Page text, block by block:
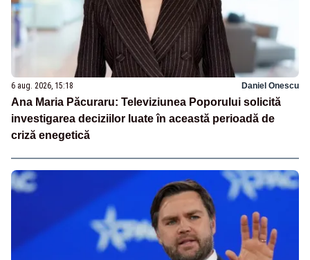
6 aug. 2026, 15:18 Daniel Onescu
Ana Maria Păcuraru: Televiziunea Poporului solicită
investigarea deciziilor luate în această perioadă de
criză enegetică